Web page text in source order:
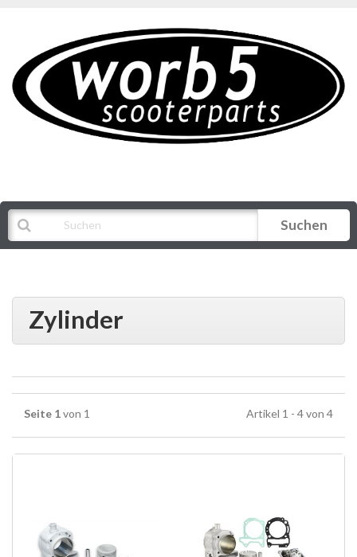
Suchen
Zylinder
Seite 1von 1 Artikel 1 - 4 von 4